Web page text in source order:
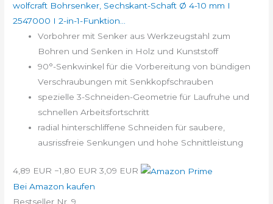
wolfcraft Bohrsenker, Sechskant-Schaft Ø 4-10 mm I
2547000 I 2-in-1-Funktion...
Vorbohrer mit Senker aus Werkzeugstahl zum
Bohren und Senken in Holz und Kunststoff
90°-Senkwinkel für die Vorbereitung von bündigen
Verschraubungen mit Senkkopfschrauben
spezielle 3-Schneiden-Geometrie für Laufruhe und
schnellen Arbeitsfortschritt
radial hinterschliffene Schneiden für saubere,
ausrissfreie Senkungen und hohe Schnittleistung
4,89 EUR −1,80 EUR 3,09 EUR
Bei Amazon kaufen
Bestseller Nr. 9